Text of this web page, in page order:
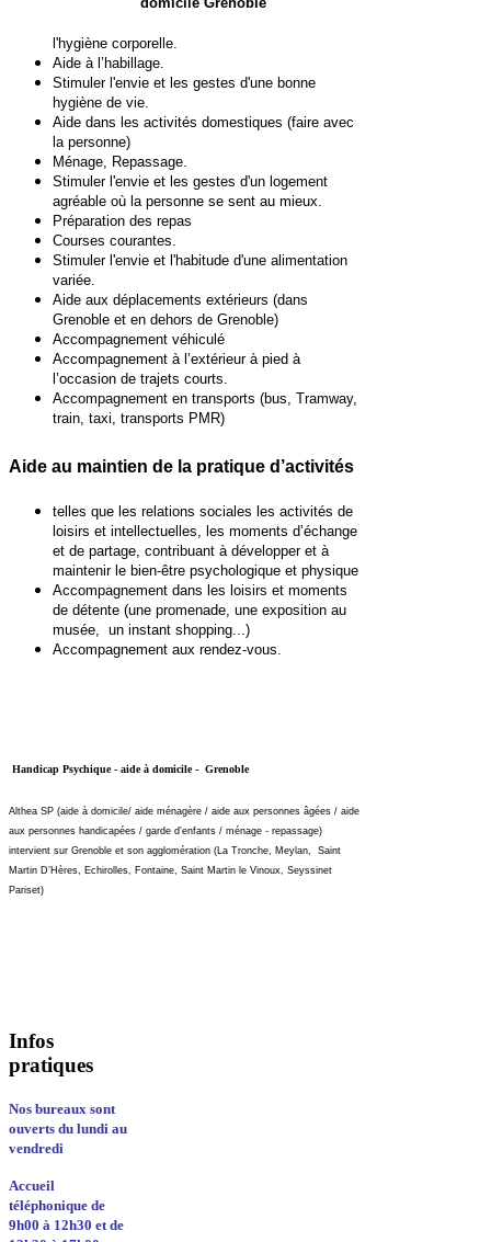
l'hygiène corporelle.
Aide à l’habillage.
Stimuler l'envie et les gestes d'une bonne
hygiène de vie.
Aide dans les activités domestiques (faire avec
la personne)
Ménage, Repassage.
Stimuler l'envie et les gestes d'un logement
agréable où la personne se sent au mieux.
Préparation des repas
Courses courantes.
Stimuler l'envie et l'habitude d'une alimentation
variée.
Aide aux déplacements extérieurs (dans
Grenoble et en dehors de Grenoble)
Accompagnement véhiculé
Accompagnement à l’extérieur à pied à
l’occasion de trajets courts.
Accompagnement en transports (bus, Tramway,
train, taxi, transports PMR)
Aide au maintien de la pratique d’activités
telles que les relations sociales les activités de
loisirs et intellectuelles, les moments d’échange
et de partage, contribuant à développer et à
maintenir le bien-être psychologique et physique
Accompagnement dans les loisirs et moments
de détente (une promenade, une exposition au
musée, un instant shopping...)
Accompagnement aux rendez-vous.
Handicap Psychique - aide à domicile - Grenoble
Althea SP (aide à domicile/ aide ménagère / aide aux personnes âgées / aide
aux personnes handicapées / garde d'enfants / ménage - repassage)
intervient sur Grenoble et son agglomération (La Tronche, Meylan, Saint
Martin D’Hères, Echirolles, Fontaine, Saint Martin le Vinoux, Seyssinet
Pariset)
Infos
pratiques
Nos bureaux sont
ouverts du lundi au
vendredi
Accueil
téléphonique de
9h00 à 12h30 et de